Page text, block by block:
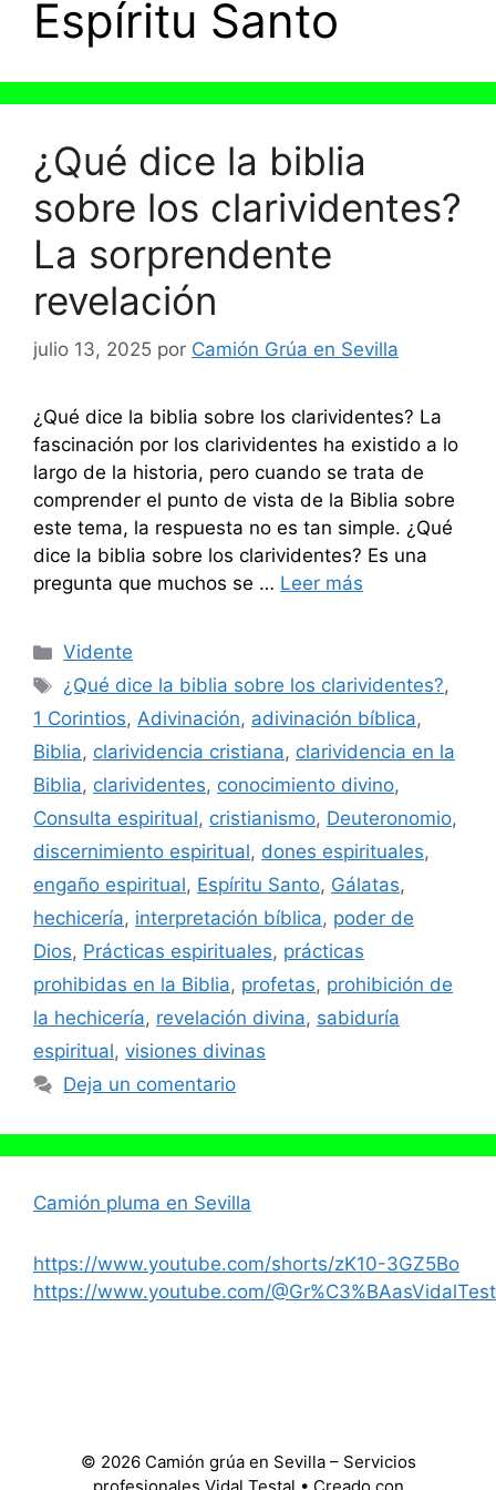
Espíritu Santo
¿Qué dice la biblia
sobre los clarividentes?
La sorprendente
revelación
julio 13, 2025 por Camión Grúa en Sevilla
¿Qué dice la biblia sobre los clarividentes? La
fascinación por los clarividentes ha existido a lo
largo de la historia, pero cuando se trata de
comprender el punto de vista de la Biblia sobre
este tema, la respuesta no es tan simple. ¿Qué
dice la biblia sobre los clarividentes? Es una
pregunta que muchos se … Leer más
Categorías
Vidente
Etiquetas
¿Qué dice la biblia sobre los clarividentes?,
1 Corintios, Adivinación, adivinación bíblica,
Biblia, clarividencia cristiana, clarividencia en la
Biblia, clarividentes, conocimiento divino,
Consulta espiritual, cristianismo, Deuteronomio,
discernimiento espiritual, dones espirituales,
engaño espiritual, Espíritu Santo, Gálatas,
hechicería, interpretación bíblica, poder de
Dios, Prácticas espirituales, prácticas
prohibidas en la Biblia, profetas, prohibición de
la hechicería, revelación divina, sabiduría
espiritual, visiones divinas
Deja un comentario
Camión pluma en Sevilla
https://www.youtube.com/shorts/zK10-3GZ5Bo
https://www.youtube.com/
© 2026 Camión grúa en Sevilla – Servicios